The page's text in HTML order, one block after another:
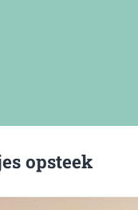
opsteek